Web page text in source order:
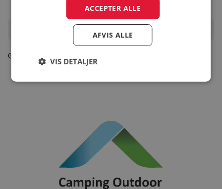
Oplevelser i området
Gå til turistinfo
ACCEPTER ALLE
AFVIS ALLE
VIS DETALJER